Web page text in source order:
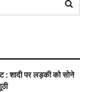
: शादी पर लड़की को सोने